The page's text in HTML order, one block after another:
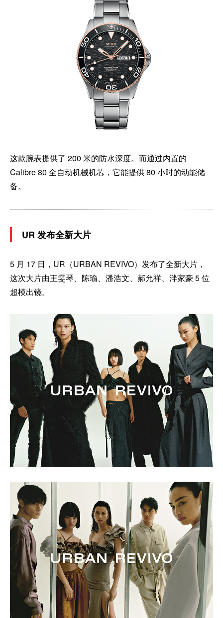
这款腕表提供了 200 米的防水深度。而通过内置的
Calibre 80 全自动机械机芯，它能提供 80 小时的动能储
备。
UR 发布全新大片
5 月 17 日，UR（URBAN REVIVO）发布了全新大片，
这次大片由王雯琴、陈瑜、潘浩文、郝允祥、泮家豪 5 位
超模出镜。